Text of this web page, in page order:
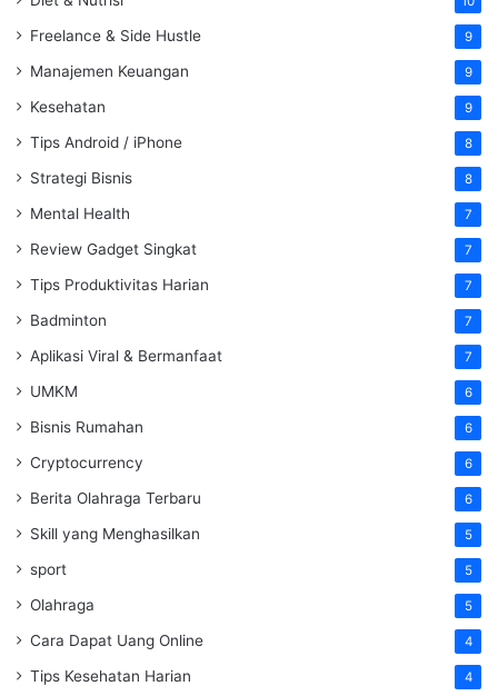
Freelance & Side Hustle 9
Manajemen Keuangan 9
Kesehatan 9
Tips Android / iPhone 8
Strategi Bisnis 8
Mental Health 7
Review Gadget Singkat 7
Tips Produktivitas Harian 7
Badminton 7
Aplikasi Viral & Bermanfaat 7
UMKM 6
Bisnis Rumahan 6
Cryptocurrency 6
Berita Olahraga Terbaru 6
Skill yang Menghasilkan 5
sport 5
Olahraga 5
Cara Dapat Uang Online 4
Tips Kesehatan Harian 4